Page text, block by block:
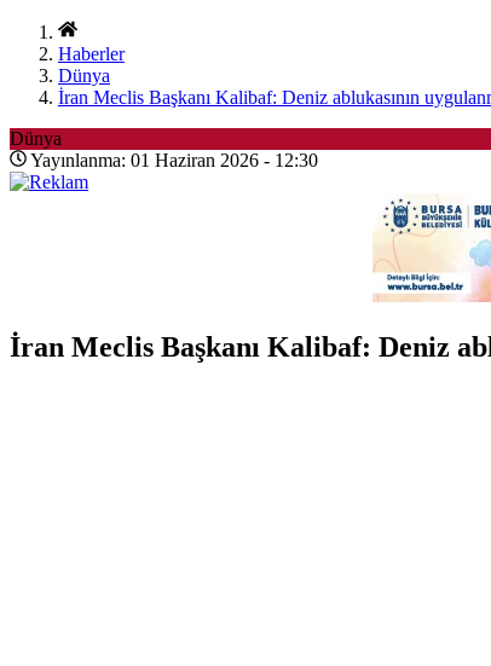
Haberler
Dünya
İran Meclis Başkanı Kalibaf: Deniz ablukasının
Dünya
Yayınlanma: 01 Haziran 2026 - 12:30
İran Meclis Başkanı Kalibaf: Deniz